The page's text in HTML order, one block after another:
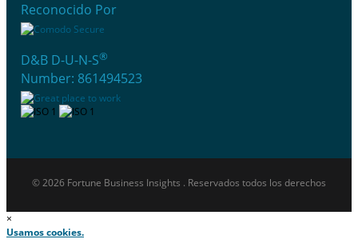
Reconocido Por
D&B D-U-N-S®
Number: 861494523
© 2026 Fortune Business Insights . Reservados todos los derechos
×
Usamos cookies.